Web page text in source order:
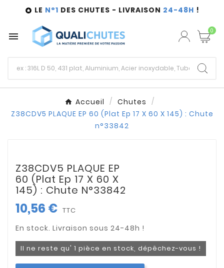
 LE N°1 DES CHUTES - LIVRAISON 24-48H !
 0
Accueil
Chutes
Z38CDV5 PLAQUE EP 60 (Plat Ep 17 X 60 X 145) : Chute
n°33842
Z38CDV5 PLAQUE EP
60 (Plat Ep 17 X 60 X
145) : Chute N°33842
10,56 € TTC
Il ne reste qu' 1 pièce en stock, dépêchez-vous !